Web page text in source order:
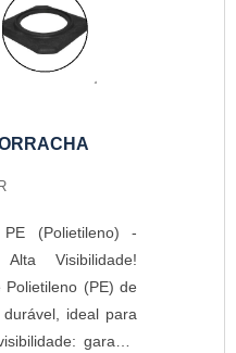
(Polietileno) -
Visibilidade!
(PE) de
ideal para
garante